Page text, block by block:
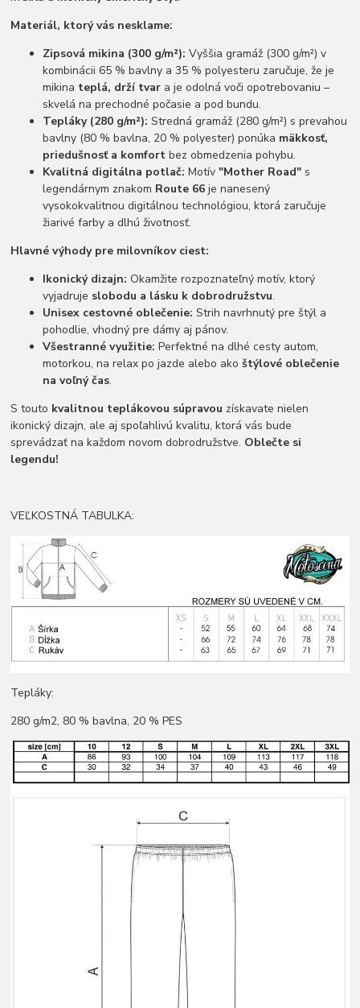
Materiál, ktorý vás nesklame:
Zipsová mikina (300 g/m²): Vyššia gramáž (300 g/m²) v
kombinácii 65 % bavlny a 35 % polyesteru zaručuje, že je
mikina teplá, drží tvar a je odolná voči opotrebovaniu –
skvelá na prechodné počasie a pod bundu.
Tepláky (280 g/m²): Stredná gramáž (280 g/m²) s prevahou
bavlny (80 % bavlna, 20 % polyester) ponúka mäkkosť,
priedušnosť a komfort bez obmedzenia pohybu.
Kvalitná digitálna potlač: Motív"Mother Road" s
legendárnym znakom Route 66 je nanesený
vysokokvalitnou digitálnou technológiou, ktorá zaručuje
žiarivé farby a dlhú životnosť.
Hlavné výhody pre milovníkov ciest:
Ikonický dizajn: Okamžite rozpoznateľný motív, ktorý
vyjadruje slobodu a lásku k dobrodružstvu.
Unisex cestovné oblečenie: Strih navrhnutý pre štýl a
pohodlie, vhodný pre dámy aj pánov.
Všestranné využitie: Perfektné na dlhé cesty autom,
motorkou, na relax po jazde alebo akoštýlové oblečenie
na voľný čas.
S touto kvalitnou teplákovou súpravou získavate nielen
ikonický dizajn, ale aj spoľahlivú kvalitu, ktorá vás bude
sprevádzať na každom novom dobrodružstve. Oblečte si
legendu!
VEĽKOSTNÁ TABULKA:
Tepláky:
280 g/m2, 80 % bavlna, 20 % PES